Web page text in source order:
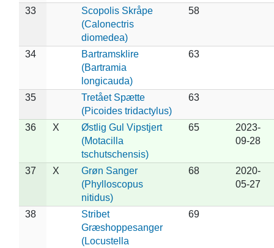
33
Scopolis Skråpe
(Calonectris
diomedea)
58
34
Bartramsklire
(Bartramia
longicauda)
63
35
Tretået Spætte
(Picoides tridactylus)
63
36 X
Østlig Gul Vipstjert
(Motacilla
tschutschensis)
65
2023-
09-28
37 X
Grøn Sanger
(Phylloscopus
nitidus)
68
2020-
05-27
38
Stribet
Græshoppesanger
(Locustella
69